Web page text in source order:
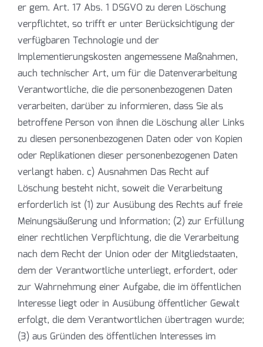
er gem. Art. 17 Abs. 1 DSGVO zu deren Löschung
verpflichtet, so trifft er unter Berücksichtigung der
verfügbaren Technologie und der
Implementierungskosten angemessene Maßnahmen,
auch technischer Art, um für die Datenverarbeitung
Verantwortliche, die die personenbezogenen Daten
verarbeiten, darüber zu informieren, dass Sie als
betroffene Person von ihnen die Löschung aller Links
zu diesen personenbezogenen Daten oder von Kopien
oder Replikationen dieser personenbezogenen Daten
verlangt haben. c) Ausnahmen Das Recht auf
Löschung besteht nicht, soweit die Verarbeitung
erforderlich ist (1) zur Ausübung des Rechts auf freie
Meinungsäußerung und Information; (2) zur Erfüllung
einer rechtlichen Verpflichtung, die die Verarbeitung
nach dem Recht der Union oder der Mitgliedstaaten,
dem der Verantwortliche unterliegt, erfordert, oder
zur Wahrnehmung einer Aufgabe, die im öffentlichen
Interesse liegt oder in Ausübung öffentlicher Gewalt
erfolgt, die dem Verantwortlichen übertragen wurde;
(3) aus Gründen des öffentlichen Interesses im